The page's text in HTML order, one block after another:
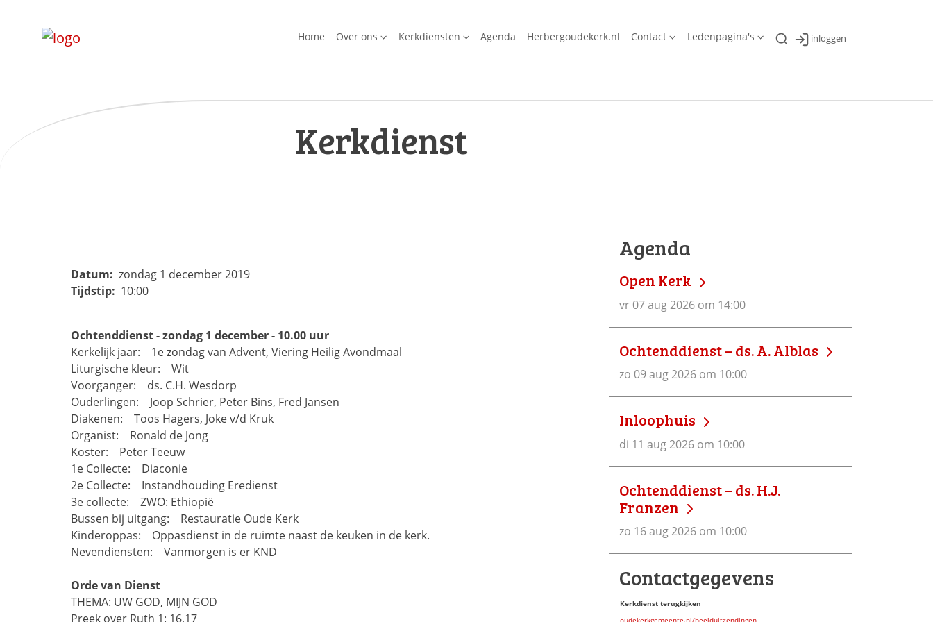
Home Over ons Kerkdiensten Agenda Herbergoudekerk.nl Contact Ledenpagina's inloggen
Kerkdienst
Datum: zondag 1 december 2019
Tijdstip: 10:00
Ochtenddienst - zondag 1 december - 10.00 uur
Kerkelijk jaar: 1e zondag van Advent, Viering Heilig Avondmaal
Liturgische kleur: Wit
Voorganger: ds. C.H. Wesdorp
Ouderlingen: Joop Schrier, Peter Bins, Fred Jansen
Diakenen: Toos Hagers, Joke v/d Kruk
Organist: Ronald de Jong
Koster: Peter Teeuw
1e Collecte: Diaconie
2e Collecte: Instandhouding Eredienst
3e collecte: ZWO: Ethiopië
Bussen bij uitgang: Restauratie Oude Kerk
Kinderoppas: Oppasdienst in de ruimte naast de keuken in de kerk.
Nevendiensten: Vanmorgen is er KND
Orde van Dienst
THEMA: UW GOD, MIJN GOD
Preek over Ruth 1: 16,17
Agenda
Open Kerk
vr 07 aug 2026 om 14:00
Ochtenddienst – ds. A. Alblas
zo 09 aug 2026 om 10:00
Inloophuis
di 11 aug 2026 om 10:00
Ochtenddienst – ds. H.J.
Franzen
zo 16 aug 2026 om 10:00
Contactgegevens
Kerkdienst terugkijken